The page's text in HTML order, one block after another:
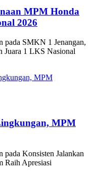
MPM Honda
2026
pada SMKN 1 Jenangan,
Juara 1 LKS Nasional
MPM
pada Konsisten Jalankan
Raih Apresiasi